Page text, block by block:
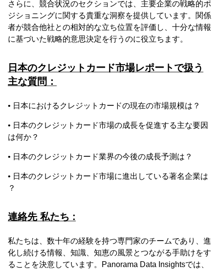
さらに、競合状況のセクションでは、主要企業の戦略的ポ
ジショニングに関する貴重な洞察を提供しています。関係
者が競合他社との相対的な立ち位置を評価し、十分な情報
に基づいた戦略的意思決定を行うのに役立ちます。
日本のクレジットカード市場レポートで扱う
主な質問：
• 日本におけるクレジットカードの現在の市場規模は？
• 日本のクレジットカード市場の成長を促進する主な要因
は何か？
• 日本のクレジットカード業界の今後の成長予測は？
• 日本のクレジットカード市場に進出している著名企業は
？
連絡先 私たち :
私たちは、数十年の経験を持つ専門家のチームであり、進
化し続ける情報、知識、知恵の風景とつながる手助けをす
ることを決意しています。Panorama Data Insightsでは、